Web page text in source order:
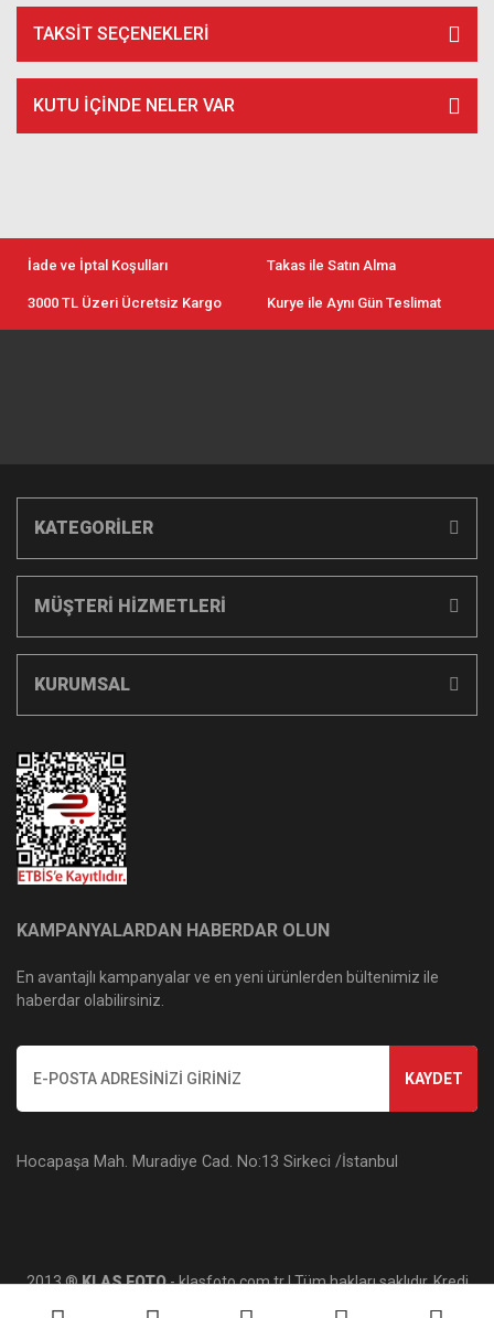
TAKSIT SEÇENEKLERI
KUTU İÇİNDE NELER VAR
İade ve İptal Koşulları Takas ile Satın Alma
3000 TL Üzeri Ücretsiz Kargo Kurye ile Aynı Gün Teslimat
KATEGORİLER
MÜŞTERİ HİZMETLERİ
KURUMSAL
KAMPANYALARDAN HABERDAR OLUN
En avantajlı kampanyalar ve en yeni ürünlerden bültenimiz ile
haberdar olabilirsiniz.
KAYDET
Hocapaşa Mah. Muradiye Cad. No:13 Sirkeci /İstanbul
2013 ®KLAS FOTO- klasfoto.com.tr | Tüm hakları saklıdır. Kredi